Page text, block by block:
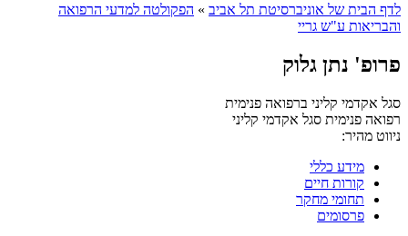
לדף הבית של אוניברסיטת תל אביב » הפקולטה למדעי הרפואה
והבריאות ע"ש גריי
פרופ' נתן גלוק
סגל אקדמי קליני ברפואה פנימית
רפואה פנימית סגל אקדמי קליני
ניווט מהיר:
מידע כללי
קורות חיים
תחומי מחקר
פרסומים